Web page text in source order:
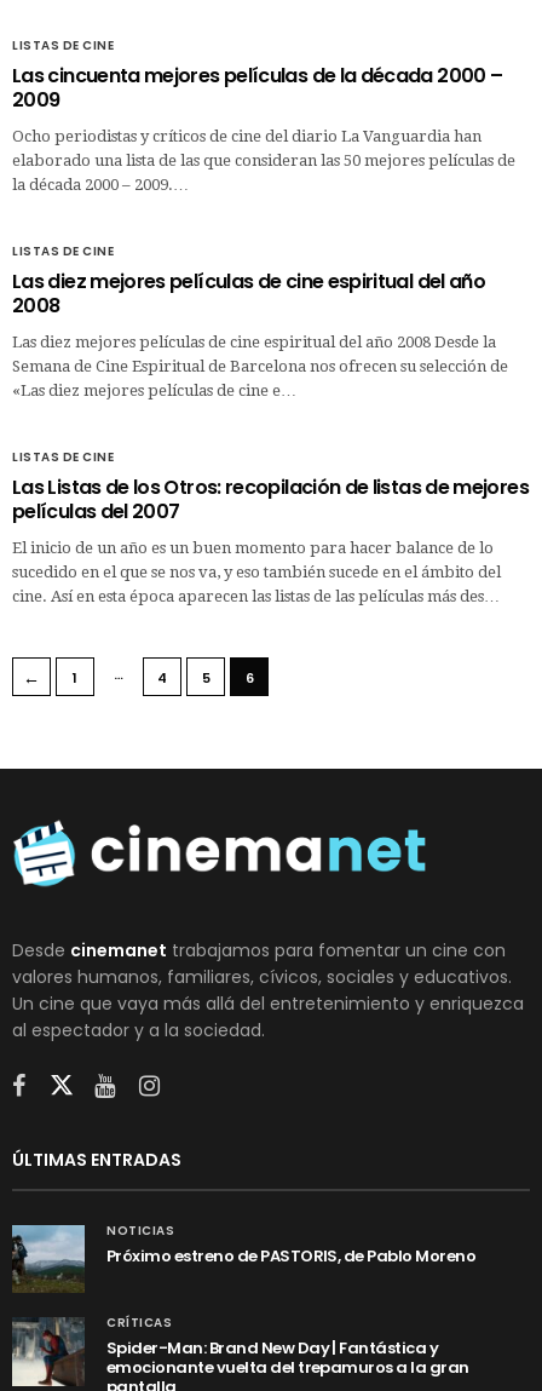
LISTAS DE CINE
Las cincuenta mejores películas de la década 2000 –
2009
Ocho periodistas y críticos de cine del diario La Vanguardia han
elaborado una lista de las que consideran las 50 mejores películas de
la década 2000 – 2009.…
LISTAS DE CINE
Las diez mejores películas de cine espiritual del año
2008
Las diez mejores películas de cine espiritual del año 2008 Desde la
Semana de Cine Espiritual de Barcelona nos ofrecen su selección de
«Las diez mejores películas de cine e…
LISTAS DE CINE
Las Listas de los Otros: recopilación de listas de mejores
películas del 2007
El inicio de un año es un buen momento para hacer balance de lo
sucedido en el que se nos va, y eso también sucede en el ámbito del
cine. Así en esta época aparecen las listas de las películas más des…
← 1 … 4 5 6
Desde cinemanet trabajamos para fomentar un cine con
valores humanos, familiares, cívicos, sociales y educativos.
Un cine que vaya más allá del entretenimiento y enriquezca
al espectador y a la sociedad.
ÚLTIMAS ENTRADAS
NOTICIAS
Próximo estreno de PASTORIS, de Pablo Moreno
CRÍTICAS
Spider-Man: Brand New Day | Fantástica y
emocionante vuelta del trepamuros a la gran